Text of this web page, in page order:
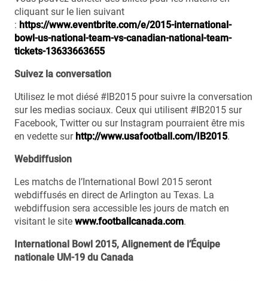
cliquant sur le lien suivant
: https://www.eventbrite.com/e/2015-international-
bowl-us-national-team-vs-canadian-national-team-
tickets-13633663655
Suivez la conversation
Utilisez le mot diésé #IB2015 pour suivre la conversation
sur les medias sociaux. Ceux qui utilisent #IB2015 sur
Facebook, Twitter ou sur Instagram pourraient être mis
en vedette sur http://www.usafootball.com/IB2015.
Webdiffusion
Les matchs de l’International Bowl 2015 seront
webdiffusés en direct de Arlington au Texas. La
webdiffusion sera accessible les jours de match en
visitant le site www.footballcanada.com.
International Bowl 2015, Alignement de l’Équipe
nationale UM-19 du Canada